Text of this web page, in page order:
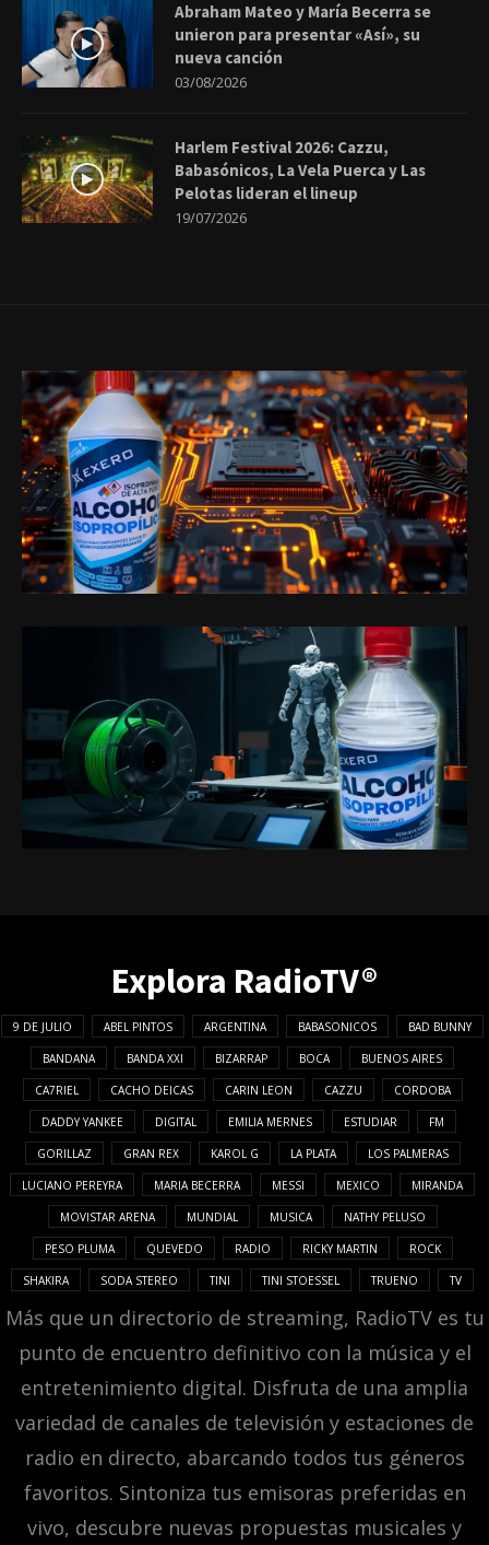
Abraham Mateo y María Becerra se
unieron para presentar «Así», su
nueva canción
03/08/2026
Harlem Festival 2026: Cazzu,
Babasónicos, La Vela Puerca y Las
Pelotas lideran el lineup
19/07/2026
Explora RadioTV®
9 DE JULIO ABEL PINTOS ARGENTINA BABASONICOS BAD BUNNY
BANDANA BANDA XXI BIZARRAP BOCA BUENOS AIRES
CA7RIEL CACHO DEICAS CARIN LEON CAZZU CORDOBA
DADDY YANKEE DIGITAL EMILIA MERNES ESTUDIAR FM
GORILLAZ GRAN REX KAROL G LA PLATA LOS PALMERAS
LUCIANO PEREYRA MARIA BECERRA MESSI MEXICO MIRANDA
MOVISTAR ARENA MUNDIAL MUSICA NATHY PELUSO
PESO PLUMA QUEVEDO RADIO RICKY MARTIN ROCK
SHAKIRA SODA STEREO TINI TINI STOESSEL TRUENO TV
Más que un directorio de streaming, RadioTV es tu
punto de encuentro definitivo con la música y el
entretenimiento digital. Disfruta de una amplia
variedad de canales de televisión y estaciones de
radio en directo, abarcando todos tus géneros
favoritos. Sintoniza tus emisoras preferidas en
vivo, descubre nuevas propuestas musicales y